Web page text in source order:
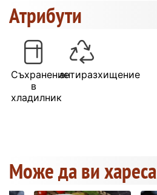
Атрибути
Съхранение
в
хладилник
антиразхищение
Може да ви хареса